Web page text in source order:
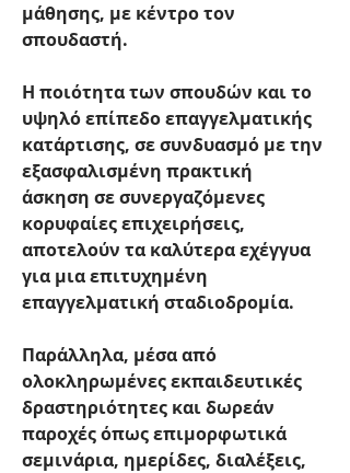
μάθησης, με κέντρο τον
σπουδαστή.
Η ποιότητα των σπουδών και το
υψηλό επίπεδο επαγγελματικής
κατάρτισης, σε συνδυασμό με την
εξασφαλισμένη πρακτική
άσκηση σε συνεργαζόμενες
κορυφαίες επιχειρήσεις,
αποτελούν τα καλύτερα εχέγγυα
για μια επιτυχημένη
επαγγελματική σταδιοδρομία.
Παράλληλα, μέσα από
ολοκληρωμένες εκπαιδευτικές
δραστηριότητες και δωρεάν
παροχές όπως επιμορφωτικά
σεμινάρια, ημερίδες, διαλέξεις,